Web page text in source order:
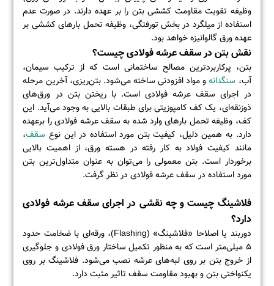
وظیفه تقویت مقاومت کششی بتن را بر عهده دارند. در صورت عدم
استفاده از میلگرد در بخش تورفتگی، وظیفه تحمل بارهای کششی بر
عهده ورق گالوانیزه خواهد بود.
نقش بتن در سقف عرشه فولادی چیست؟
بتن، پرکاربردترین مصالح ساختمانی است که از ترکیب سیمان،
آب، سنگدانهو مواد افزودنی ساخته می‌شود. بتن‌ریزی، آخرین مرحله
در اجرای سقف عرشه فولادی است. با ریختن بتن در ورق‌های
ذوزنقه‌ای، یک کف کامپوزیتی برای طبقات بالایی به وجود می‌آید. این
کف، وظیفه تحمل بارهای وارد شده به سقف عرشه فولادی را برعهده
دارد. به همین دلیل، کیفیت بتن مورد استفاده در این نوع سقف،
مانند کیفیت فولاد به کار رفته در هسته ورق، از اهمیت بالایی
برخوردار است. بتن معمولی را می‌توان به عنوان متداول‌ترین بتن
مورد استفاده در سقف عرشه فولادی در نظر گرفت.
فلاشینگ چیست و چه نقشی در اجرای سقف عرشه فولادی
دارد؟
دوربند یا اصلاحا «فلاشینگ» (Flashing)، ورقه‌ای با ضخامت حدود
5 میلی‌متر است که به منظور تکمیل ساختار ورق فولادی و جلوگیری
از خروج بتن بر روی لبه‌های عرشه نصب می‌شود. فلاشینگ بر روی
یکنواختی بتن و بهبود مقاومت سقف تاثیر مثبت دارد.